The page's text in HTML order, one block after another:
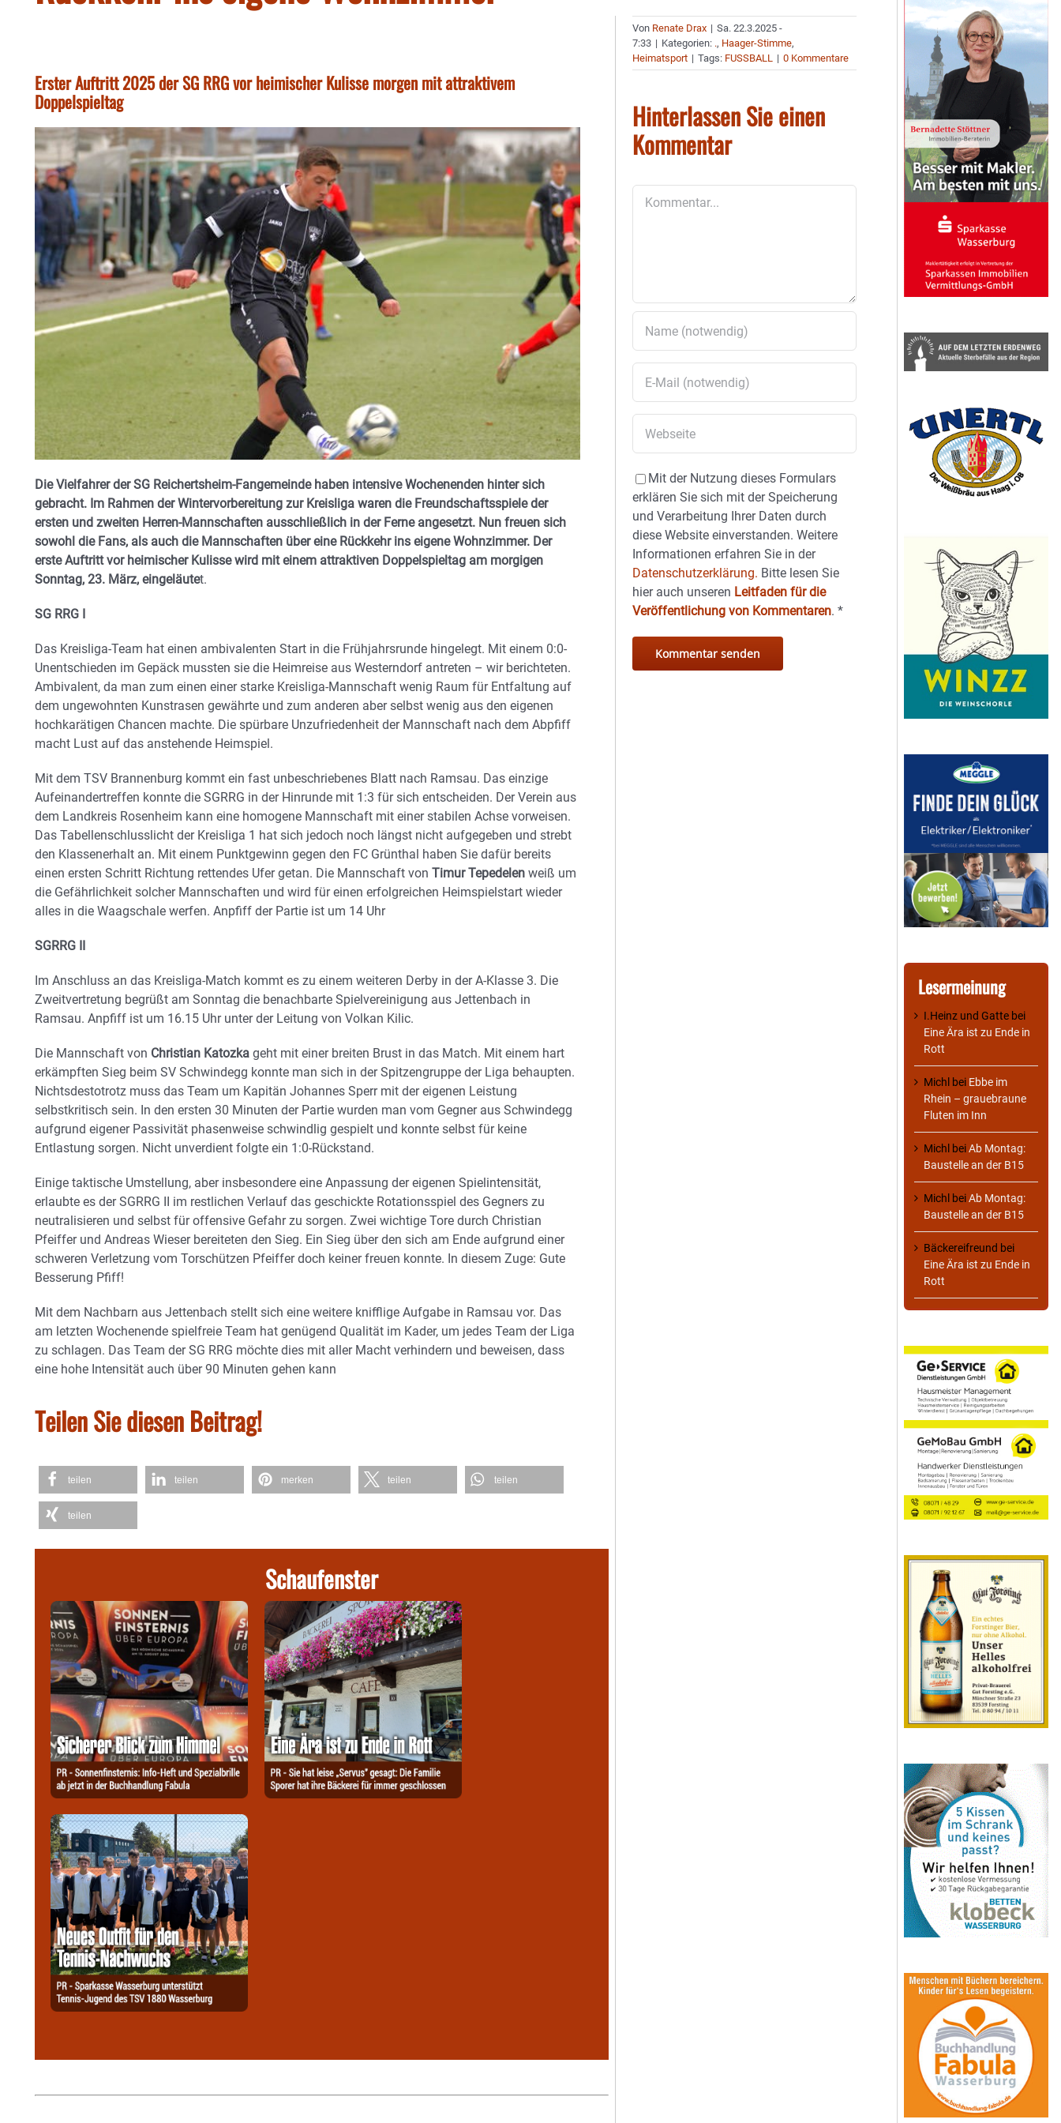
Erster Auftritt 2025 der SG RRG vor heimischer Kulisse morgen mit attraktivem
Doppelspieltag
Die Vielfahrer der SG Reichertsheim-Fangemeinde haben intensive Wochenenden hinter sich
gebracht. Im Rahmen der Wintervorbereitung zur Kreisliga waren die Freundschaftsspiele der
ersten und zweiten Herren-Mannschaften ausschließlich in der Ferne angesetzt. Nun freuen sich
sowohl die Fans, als auch die Mannschaften über eine Rückkehr ins eigene Wohnzimmer. Der
erste Auftritt vor heimischer Kulisse wird mit einem attraktiven Doppelspieltag am morgigen
Sonntag, 23. März, eingeläutet.
SG RRG I
Das Kreisliga-Team hat einen ambivalenten Start in die Frühjahrsrunde hingelegt. Mit einem 0:0-
Unentschieden im Gepäck mussten sie die Heimreise aus Westerndorf antreten – wir berichteten.
Ambivalent, da man zum einen einer starke Kreisliga-Mannschaft wenig Raum für Entfaltung auf
dem ungewohnten Kunstrasen gewährte und zum anderen aber selbst wenig aus den eigenen
hochkarätigen Chancen machte. Die spürbare Unzufriedenheit der Mannschaft nach dem Abpfiff
macht Lust auf das anstehende Heimspiel.
Mit dem TSV Brannenburg kommt ein fast unbeschriebenes Blatt nach Ramsau. Das einzige
Aufeinandertreffen konnte die SGRRG in der Hinrunde mit 1:3 für sich entscheiden. Der Verein aus
dem Landkreis Rosenheim kann eine homogene Mannschaft mit einer stabilen Achse vorweisen.
Das Tabellenschlusslicht der Kreisliga 1 hat sich jedoch noch längst nicht aufgegeben und strebt
den Klassenerhalt an. Mit einem Punktgewinn gegen den FC Grünthal haben Sie dafür bereits
einen ersten Schritt Richtung rettendes Ufer getan. Die Mannschaft von Timur Tepedelen weiß um
die Gefährlichkeit solcher Mannschaften und wird für einen erfolgreichen Heimspielstart wieder
alles in die Waagschale werfen. Anpfiff der Partie ist um 14 Uhr
SGRRG II
Im Anschluss an das Kreisliga-Match kommt es zu einem weiteren Derby in der A-Klasse 3. Die
Zweitvertretung begrüßt am Sonntag die benachbarte Spielvereinigung aus Jettenbach in
Ramsau. Anpfiff ist um 16.15 Uhr unter der Leitung von Volkan Kilic.
Die Mannschaft von Christian Katozka geht mit einer breiten Brust in das Match. Mit einem hart
erkämpften Sieg beim SV Schwindegg konnte man sich in der Spitzengruppe der Liga behaupten.
Nichtsdestotrotz muss das Team um Kapitän Johannes Sperr mit der eigenen Leistung
selbstkritisch sein. In den ersten 30 Minuten der Partie wurden man vom Gegner aus Schwindegg
aufgrund eigener Passivität phasenweise schwindlig gespielt und konnte selbst für keine
Entlastung sorgen. Nicht unverdient folgte ein 1:0-Rückstand.
Einige taktische Umstellung, aber insbesondere eine Anpassung der eigenen Spielintensität,
erlaubte es der SGRRG II im restlichen Verlauf das geschickte Rotationsspiel des Gegners zu
neutralisieren und selbst für offensive Gefahr zu sorgen. Zwei wichtige Tore durch Christian
Pfeiffer und Andreas Wieser bereiteten den Sieg. Ein Sieg über den sich am Ende aufgrund einer
schweren Verletzung vom Torschützen Pfeiffer doch keiner freuen konnte. In diesem Zuge: Gute
Besserung Pfiff!
Mit dem Nachbarn aus Jettenbach stellt sich eine weitere knifflige Aufgabe in Ramsau vor. Das
am letzten Wochenende spielfreie Team hat genügend Qualität im Kader, um jedes Team der Liga
zu schlagen. Das Team der SG RRG möchte dies mit aller Macht verhindern und beweisen, dass
eine hohe Intensität auch über 90 Minuten gehen kann
Teilen Sie diesen Beitrag!
teilen teilen merken teilen teilen
teilen
Schaufenster
Von Renate Drax | Sa. 22.3.2025 -
7:33 | Kategorien: ., Haager-Stimme,
Heimatsport | Tags: FUSSBALL | 0 Kommentare
Hinterlassen Sie einen
Kommentar
Mit der Nutzung dieses Formulars
erklären Sie sich mit der Speicherung
und Verarbeitung Ihrer Daten durch
diese Website einverstanden. Weitere
Informationen erfahren Sie in der
Datenschutzerklärung. Bitte lesen Sie
hier auch unseren Leitfaden für die
Veröffentlichung von Kommentaren.*
Lesermeinung
I.Heinz und Gatte bei
Eine Ära ist zu Ende in
Rott
Michl bei Ebbe im
Rhein – grauebraune
Fluten im Inn
Michl beiAb Montag:
Baustelle an der B15
Michl beiAb Montag:
Baustelle an der B15
Bäckereifreund bei
Eine Ära ist zu Ende in
Rott